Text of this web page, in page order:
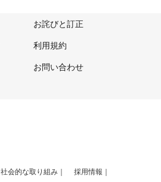
お詫びと訂正
利用規約
お問い合わせ
社会的な取り組み
採用情報